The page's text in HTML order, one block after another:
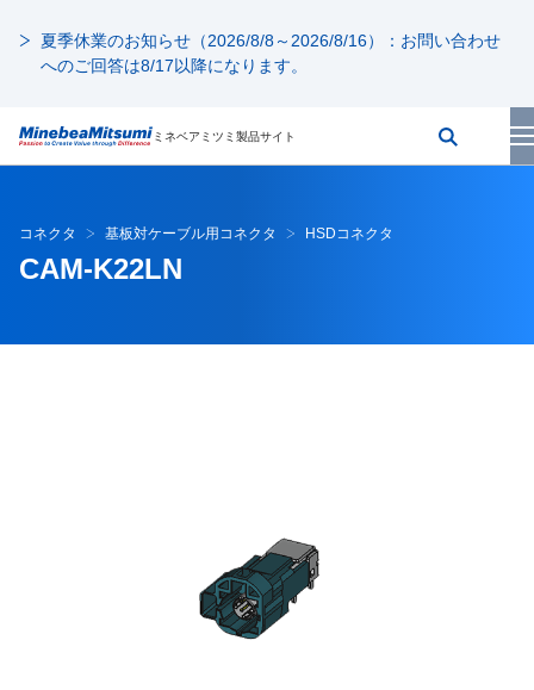
夏季休業のお知らせ（2026/8/8～2026/8/16）：お問い合わせ
へのご回答は8/17以降になります。
ミネベアミツミ製品サイト
コネクタ 基板対ケーブル用コネクタ HSDコネクタ
CAM-K22LN